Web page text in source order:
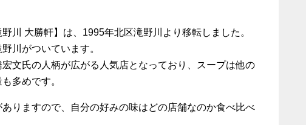
川 大勝軒】は、1995年北区滝野川より移転しました。
川がついています。
文氏の人柄が広がる人気店となっており、スープは他の
多めです。
りますので、自分の好みの味はどの店舗なのか食べ比べ